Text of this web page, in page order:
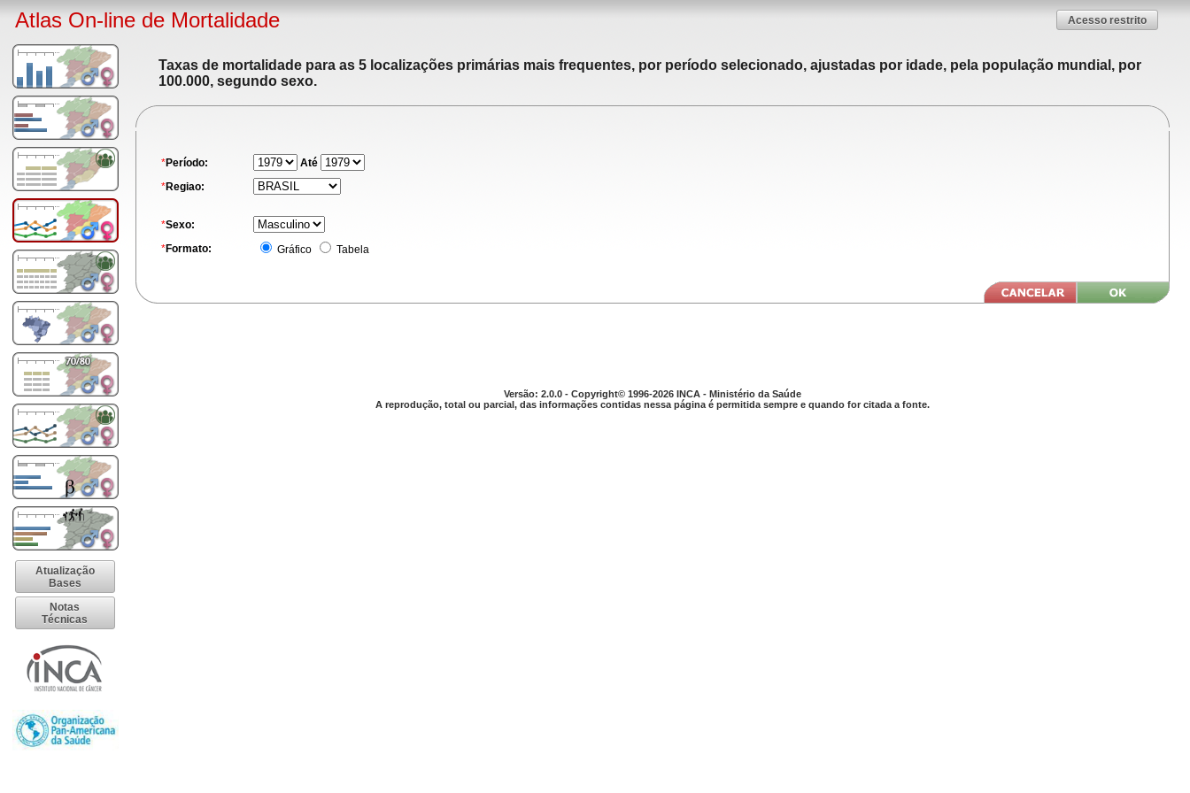
Atlas On-line de Mortalidade Acesso restrito
Atualização
Bases
Notas
Técnicas
Taxas de mortalidade para as 5 localizações primárias mais frequentes, por período selecionado, ajustadas por idade, pela população mundial, por
100.000, segundo sexo.
*Período:
Até
*Regiao:
*Sexo:
*Formato: Gráfico Tabela
Versão: 2.0.0 - Copyright© 1996-2026 INCA - Ministério da Saúde
A reprodução, total ou parcial, das informações contidas nessa página é permitida sempre e quando for citada a fonte.